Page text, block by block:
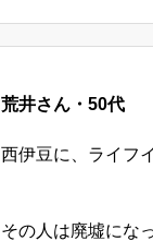
荒井さん・50代
西伊豆に、ライフ
その人は廃墟にな